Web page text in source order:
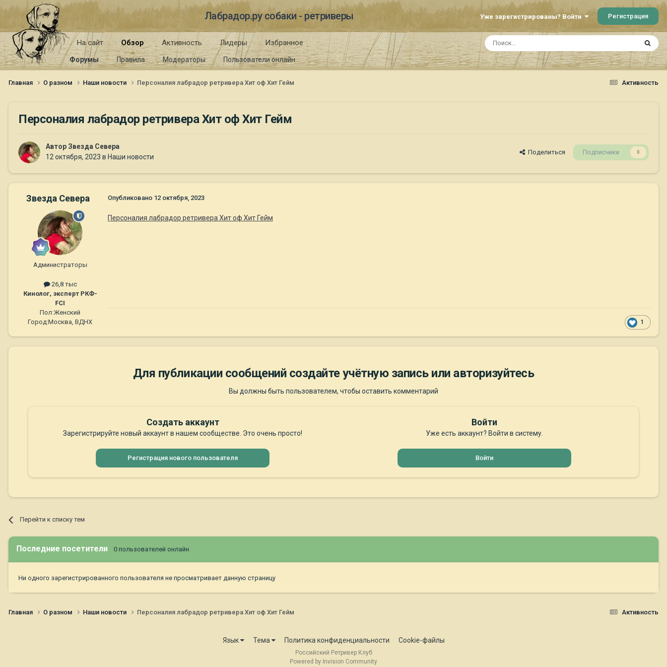
Лабрадор.ру собаки - ретриверы Уже зарегистрированы? Войти Регистрация
На сайт Обзор
Форумы Правила Модераторы Пользователи онлайн
Активность Лидеры Избранное
Активность
Главная О разном Наши новости Персоналия лабрадор ретривера Хит оф Хит Гейм
Персоналия лабрадор ретривера Хит оф Хит Гейм
Автор Звезда Севера
12 октября, 2023 в Наши новости
Поделиться Подписчики 0
Звезда Севера
Администраторы
26,8 тыс
Кинолог, эксперт РКФ-
FCI
Пол:Женский
Город:Москва, ВДНХ
Опубликовано 12 октября, 2023
Персоналия лабрадор ретривера Хит оф Хит Гейм
1
Для публикации сообщений создайте учётную запись или авторизуйтесь
Вы должны быть пользователем, чтобы оставить комментарий
Создать аккаунт
Зарегистрируйте новый аккаунт в нашем сообществе. Это очень просто!
Регистрация нового пользователя
Войти
Уже есть аккаунт? Войти в систему.
Войти
Перейти к списку тем
Последние посетители 0 пользователей онлайн
Ни одного зарегистрированного пользователя не просматривает данную страницу
Активность
Главная О разном Наши новости Персоналия лабрадор ретривера Хит оф Хит Гейм
Язык Тема Политика конфиденциальности Cookie-файлы
Российский Ретривер Клуб
Powered by Invision Community